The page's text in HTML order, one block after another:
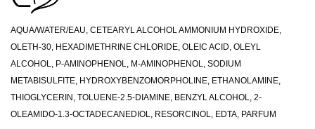
AQUA/WATER/EAU, CETEARYL ALCOHOL AMMONIUM HYDROXIDE,
OLETH-30, HEXADIMETHRINE CHLORIDE, OLEIC ACID, OLEYL
ALCOHOL, P-AMINOPHENOL, M-AMINOPHENOL, SODIUM
METABISULFITE, HYDROXYBENZOMORPHOLINE, ETHANOLAMINE,
THIOGLYCERIN, TOLUENE-2.5-DIAMINE, BENZYL ALCOHOL, 2-
OLEAMIDO-1.3-OCTADECANEDIOL, RESORCINOL, EDTA, PARFUM